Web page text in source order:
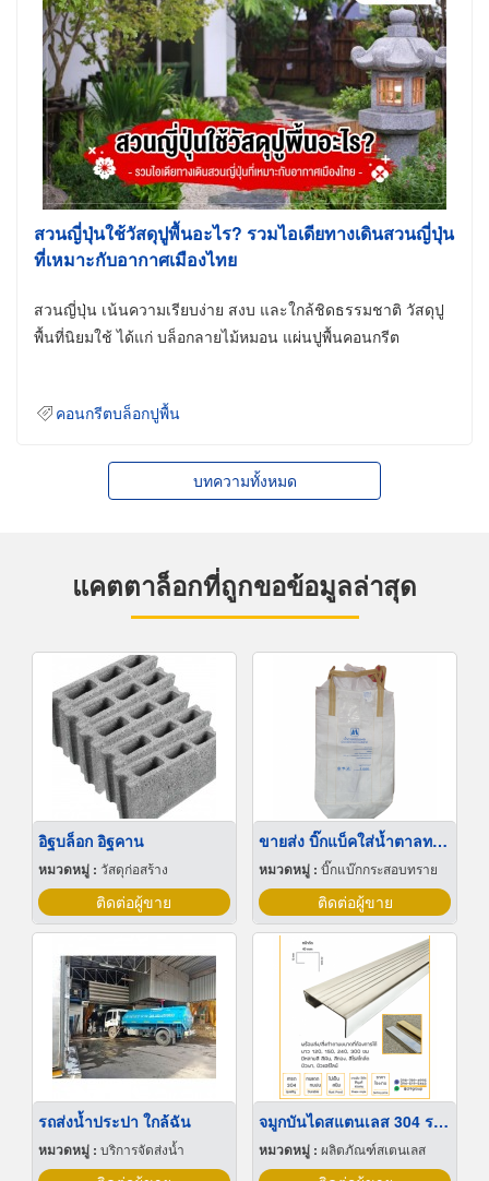
สวนญี่ปุ่นใช้วัสดุปูพื้นอะไร? รวมไอเดียทางเดินสวนญี่ปุ่น
ที่เหมาะกับอากาศเมืองไทย
สวนญี่ปุ่น เน้นความเรียบง่าย สงบ และใกล้ชิดธรรมชาติ วัสดุปู
พื้นที่นิยมใช้ ได้แก่ บล็อกลายไม้หมอน แผ่นปูพื้นคอนกรีต
คอนกรีตบล็อกปูพื้น
บทความทั้งหมด
แคตตาล็อกที่ถูกขอข้อมูลล่าสุด
อิฐบล็อก อิฐคาน
หมวดหมู่ : วัสดุก่อสร้าง
ติดต่อผู้ขาย
ขายส่ง บิ๊กแบ็คใส่น้ำตาลทราย สมุทรปราการ
หมวดหมู่ : บิ๊กแบ๊กกระสอบทราย
ติดต่อผู้ขาย
รถส่งน้ำประปา ใกล้ฉัน
หมวดหมู่ : บริการจัดส่งน้ำ
จมูกบันไดสแตนเลส 304 ราคาโรงงาน
หมวดหมู่ : ผลิตภัณฑ์สเตนเลส